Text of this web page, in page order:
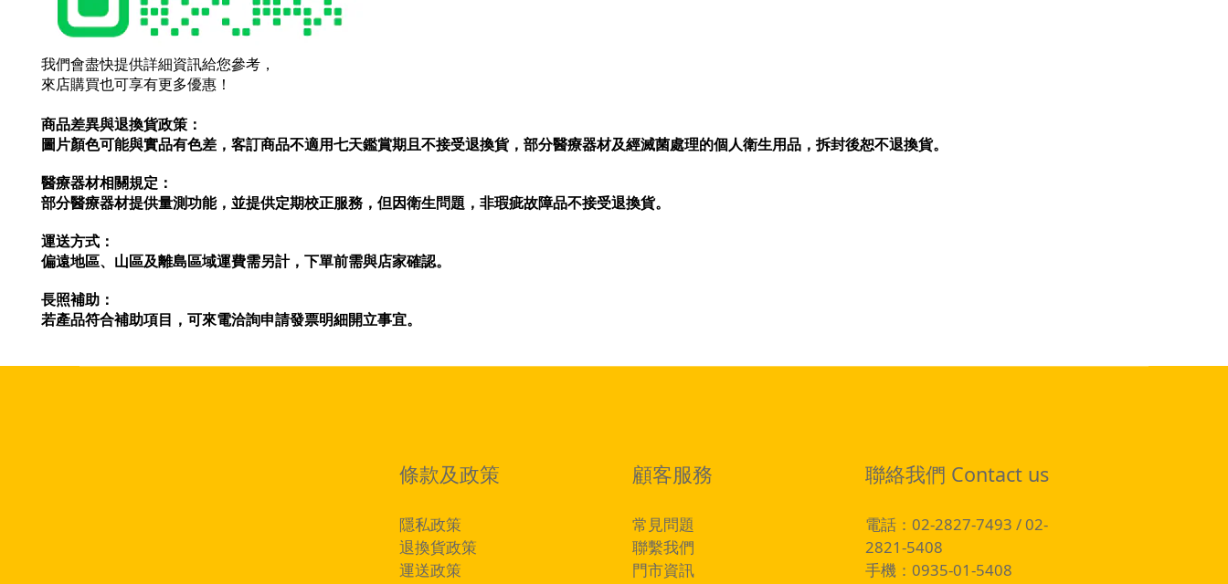
我們會盡快提供詳細資訊給您參考，
來店購買也可享有更多優惠！
商品差異與退換貨政策：
圖片顏色可能與實品有色差，客訂商品不適用七天鑑賞期且不接受退換貨，部分醫療器材及經滅菌處理的個人衛生用品，拆封後恕不退換貨。
醫療器材相關規定：
部分醫療器材提供量測功能，並提供定期校正服務，但因衛生問題，非瑕疵故障品不接受退換貨。
運送方式：
偏遠地區、山區及離島區域運費需另計，下單前需與店家確認。
長照補助：
若產品符合補助項目，可來電洽詢申請發票明細開立事宜。
條款及政策
隱私政策
退換貨政策
運送政策
顧客服務
常見問題
聯繫我們
門市資訊
聯絡我們 Contact us
電話：02-2827-7493 / 02-
2821-5408
手機：0935-01-5408